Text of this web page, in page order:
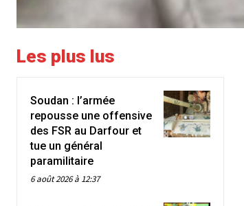
Les plus lus
Soudan : l’armée
repousse une offensive
des FSR au Darfour et
tue un général
paramilitaire
6 août 2026 à 12:37